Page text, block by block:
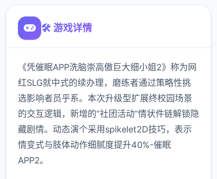
🛠️ 游戏详情
《凭催眠APP洗脑崇高傲巨大细小姐2》称为网
红SLG就中式的续办理，磨练者通过策略性挑
选影响者员乎系。本次升级型扩展终校园场景
的交互逻辑，新增的“社团活动”情状件链解锁隐
藏剧情。动态演个采用spikelet2D技巧，表示
情变式与肢体动作细腻度提升40%-催眠
APP2。